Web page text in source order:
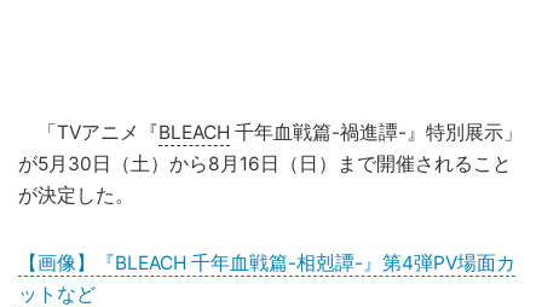
「TVアニメ『BLEACH 千年血戦篇-禍進譚-』特別展示」
が5月30日（土）から8月16日（日）まで開催されること
が決定した。
【画像】『BLEACH 千年血戦篇-相剋譚-』第4弾PV場面カ
ットなど